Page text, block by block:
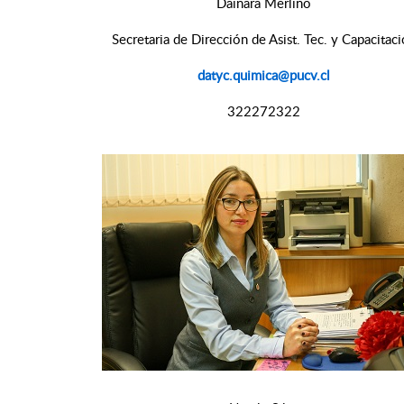
Secretaria de Dirección de Asist. Tec. y
datyc.quimica@pucv.cl
322272322